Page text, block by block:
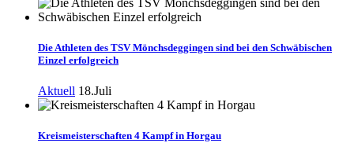
Die Athleten des TSV Mönchsdeggingen sind bei den Schwäbischen
Einzel erfolgreich
Aktuell 18.Juli
Kreismeisterschaften 4 Kampf in Horgau